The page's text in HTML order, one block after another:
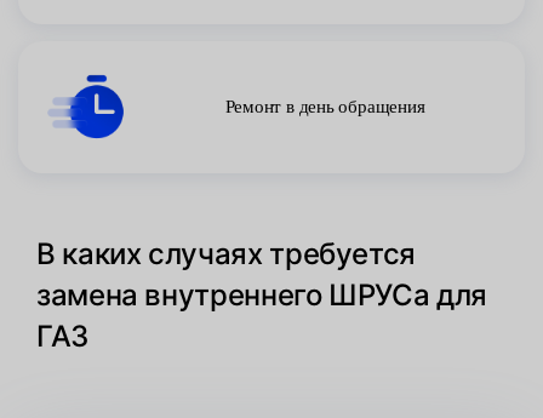
Ремонт в день обращения
В каких случаях требуется
замена внутреннего ШРУСа для
ГАЗ